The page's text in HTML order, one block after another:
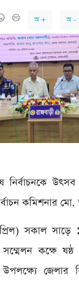
অ +
অ -
নির্বাচনকে
কমিশনার
সকাল সাড়ে
সম্মেলন কক্ষে
জেলার